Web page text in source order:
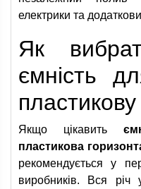
електрики та
Як
ємність
Якщо цікавить
пластикова
рекомендується у
виробників. Вся річ